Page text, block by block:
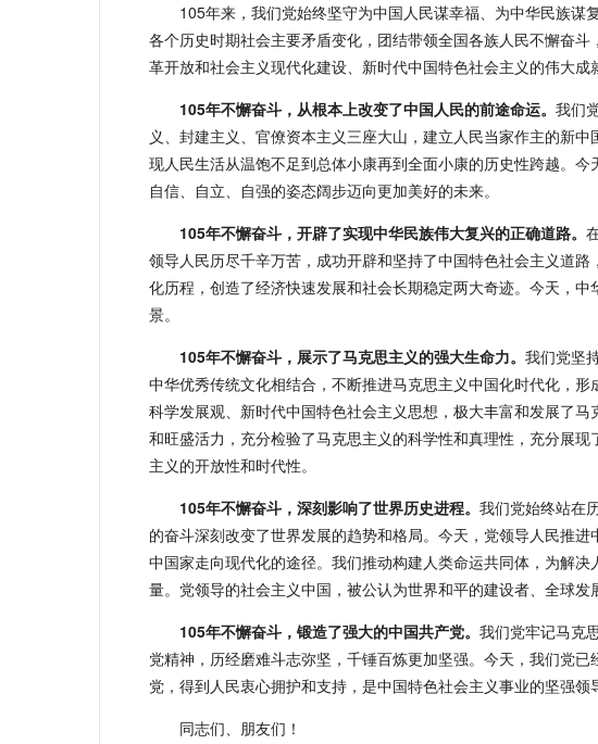
105年来，我们党始终坚守为中国人民谋幸福、为中华民族谋
各个历史时期社会主要矛盾变化，团结带领全国各族人民不懈奋
革开放和社会主义现代化建设、新时代中国特色社会主义的伟大成
105年不懈奋斗，从根本上改变了中国人民的前途命运。 我们
义、封建主义、官僚资本主义三座大山，建立人民当家作主的新
现人民生活从温饱不足到总体小康再到全面小康的历史性跨越。
自信、自立、自强的姿态阔步迈向更加美好的未来。
105年不懈奋斗，开辟了实现中华民族伟大复兴的正确道路。
领导人民历尽千辛万苦，成功开辟和坚持了中国特色社会主义道
化历程，创造了经济快速发展和社会长期稳定两大奇迹。今天，
景。
105年不懈奋斗，展示了马克思主义的强大生命力。 我们党坚
中华优秀传统文化相结合，不断推进马克思主义中国化时代化，形
科学发展观、新时代中国特色社会主义思想，极大丰富和发展了
和旺盛活力，充分检验了马克思主义的科学性和真理性，充分展
主义的开放性和时代性。
105年不懈奋斗，深刻影响了世界历史进程。 我们党始终站在
的奋斗深刻改变了世界发展的趋势和格局。今天，党领导人民推
中国家走向现代化的途径。我们推动构建人类命运共同体，为解
量。党领导的社会主义中国，被公认为世界和平的建设者、全球发
105年不懈奋斗，锻造了强大的中国共产党。 我们党牢记马克
党精神，历经磨难斗志弥坚，千锤百炼更加坚强。今天，我们党
党，得到人民衷心拥护和支持，是中国特色社会主义事业的坚强领
同志们、朋友们！